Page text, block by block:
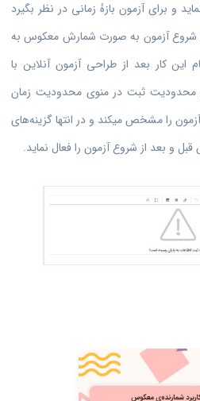
و برای آزمون بازهٔ زمانی در نظر بگیرد
شروع آزمون به صورت شمارش معکوس به
این کار بعد از طراحی آزمون آنلاین با
محدودیت ثبت در منوی محدودیت زمان
را مشخص میکند و در انتها گزینه‌های
و بعد از شروع آزمون را فعال نماید.